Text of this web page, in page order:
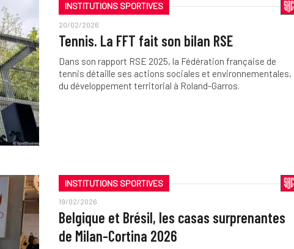
INSTITUTIONS SPORTIVES
20/02/2026
Tennis. La FFT fait son bilan RSE
Dans son rapport RSE 2025, la Fédération française de
tennis détaille ses actions sociales et environnementales,
du développement territorial à Roland-Garros.
INSTITUTIONS SPORTIVES
19/02/2026
Belgique et Brésil, les casas surprenantes
de Milan-Cortina 2026